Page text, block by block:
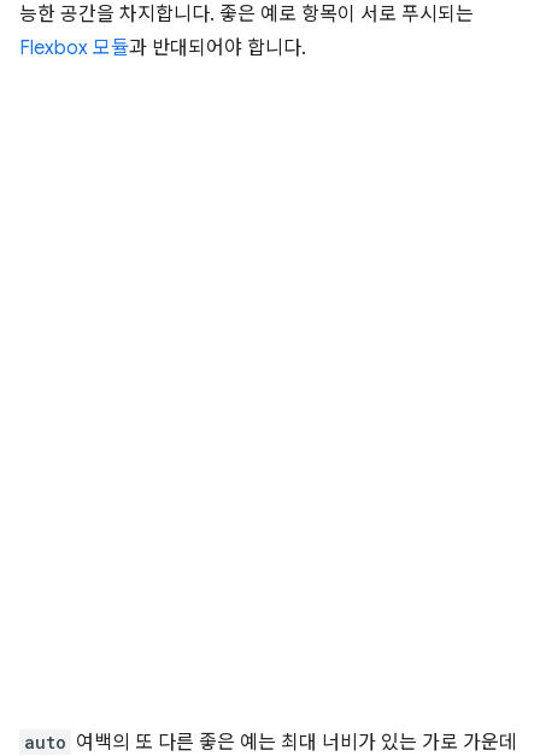
능한 공간을 차지합니다. 좋은 예로 항목이 서로 푸시되는
Flexbox 모듈과 반대되어야 합니다.
auto 여백의 또 다른 좋은 예는 최대 너비가 있는 가로 가운데